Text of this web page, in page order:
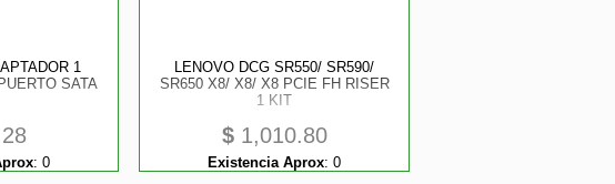
1
SATA
: 0
LENOVO DCG SR550/ SR590/
SR650 X8/ X8/ X8 PCIE FH RISER
1 KIT
$1,010.80
Existencia Aprox: 0